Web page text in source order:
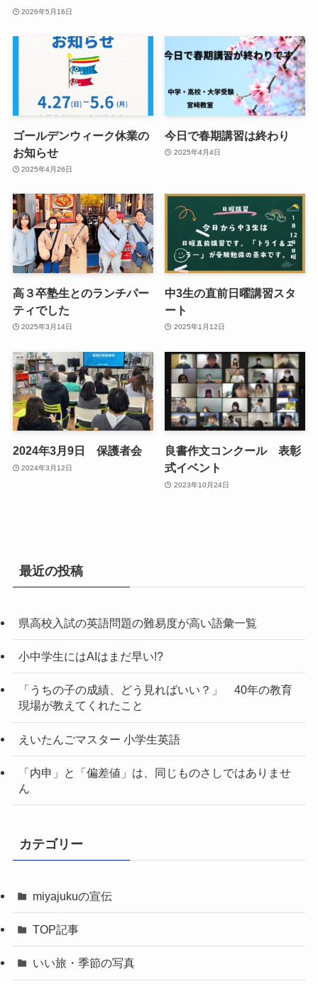
2026年5月16日
ゴールデンウィーク休業の
お知らせ
2025年4月26日
今日で春期講習は終わり
2025年4月4日
高３卒塾生とのランチパー
ティでした
2025年3月14日
中3生の直前日曜講習スタ
ート
2025年1月12日
2024年3月9日 保護者会
2024年3月12日
良書作文コンクール 表彰
式イベント
2023年10月24日
最近の投稿
県高校入試の英語問題の難易度が高い語彙一覧
小中学生にはAIはまだ早い!?
「うちの子の成績、どう見ればいい？」 40年の教育
現場が教えてくれたこと
えいたんごマスター 小学生英語
「内申」と「偏差値」は、同じものさしではありませ
ん
カテゴリー
miyajukuの宣伝
TOP記事
いい旅・季節の写真